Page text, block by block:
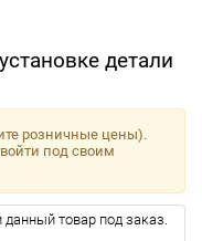
детали
розничные цены).
под своим
товар под заказ.